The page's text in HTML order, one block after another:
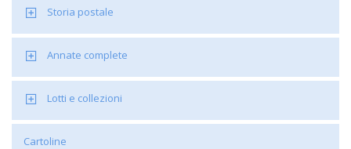
Storia postale
Annate complete
Lotti e collezioni
Cartoline